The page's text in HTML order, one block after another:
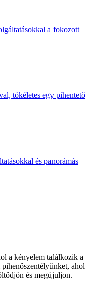
a fokozott
tökéletes egy pihentető
és panorámás
a kényelem találkozik a
ahol
és megújuljon.